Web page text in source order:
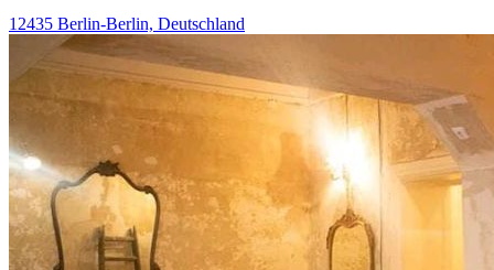
12435 Berlin-Berlin, Deutschland